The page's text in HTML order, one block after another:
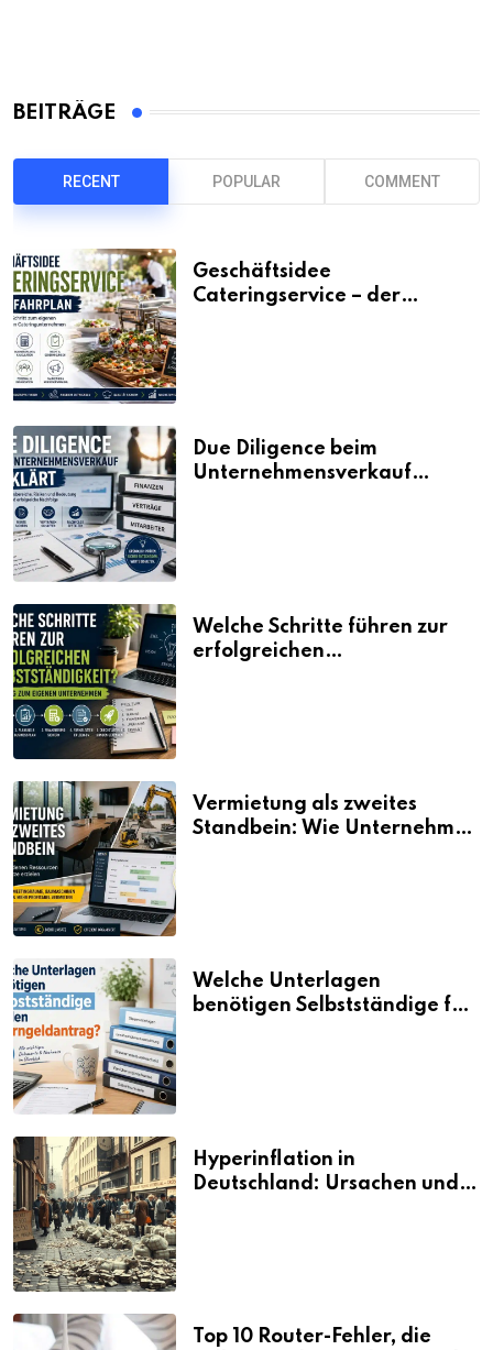
BEITRÄGE
RECENT POPULAR COMMENT
Geschäftsidee
Cateringservice – der
Due Diligence beim
Unternehmensverkauf
Welche Schritte führen zur
erfolgreichen
Vermietung als zweites
Standbein: Wie Unternehmen
Welche Unterlagen
benötigen Selbstständige für
Hyperinflation in
Deutschland: Ursachen und
Top 10 Router-Fehler, die